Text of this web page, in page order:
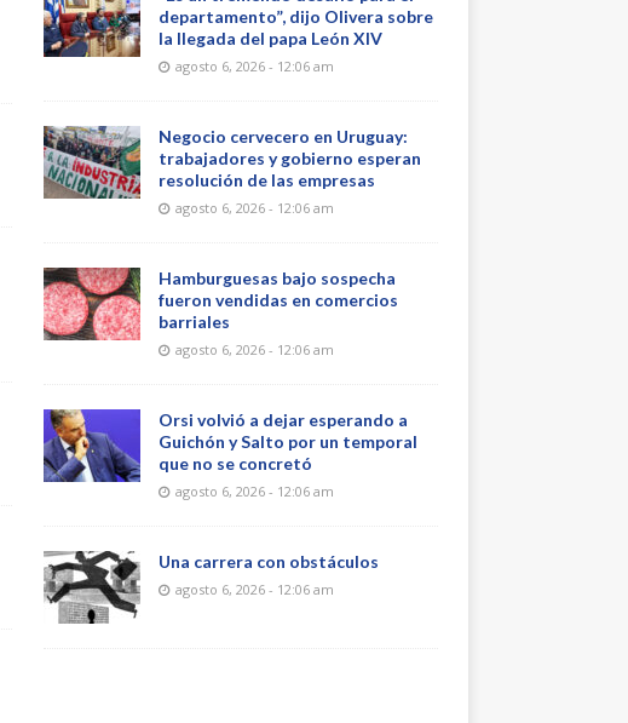
departamento”, dijo Olivera sobre
la llegada del papa León XIV
agosto 6, 2026 - 12:06 am
Negocio cervecero en Uruguay:
trabajadores y gobierno esperan
resolución de las empresas
agosto 6, 2026 - 12:06 am
Hamburguesas bajo sospecha
fueron vendidas en comercios
barriales
agosto 6, 2026 - 12:06 am
Orsi volvió a dejar esperando a
Guichón y Salto por un temporal
que no se concretó
agosto 6, 2026 - 12:06 am
Una carrera con obstáculos
agosto 6, 2026 - 12:06 am